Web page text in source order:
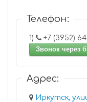
Телефон:
1)
+7
Звонок через
Адрес:
Иркутск,